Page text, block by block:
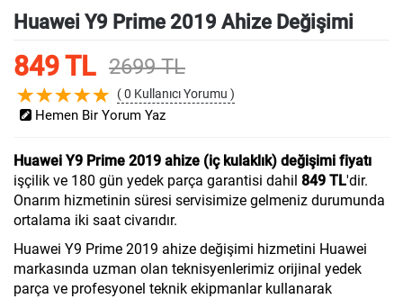
Huawei Y9 Prime 2019 Ahize Değişimi
849 TL 2699 TL
( 0 Kullanıcı Yorumu )
Hemen Bir Yorum Yaz
Huawei Y9 Prime 2019 ahize (iç kulaklık) değişimi fiyatı
işçilik ve 180 gün yedek parça garantisi dahil 849 TL'dir.
Onarım hizmetinin süresi servisimize gelmeniz durumunda
ortalama iki saat civarıdır.
Huawei Y9 Prime 2019 ahize değişimi hizmetini Huawei
markasında uzman olan teknisyenlerimiz orijinal yedek
parça ve profesyonel teknik ekipmanlar kullanarak